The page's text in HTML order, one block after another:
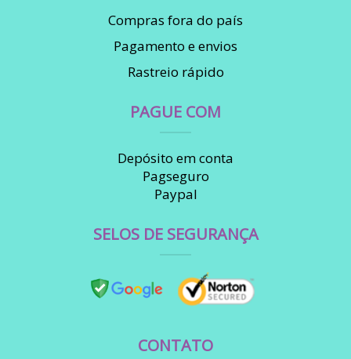
Compras fora do país
Pagamento e envios
Rastreio rápido
PAGUE COM
Depósito em conta
Pagseguro
Paypal
SELOS DE SEGURANÇA
CONTATO